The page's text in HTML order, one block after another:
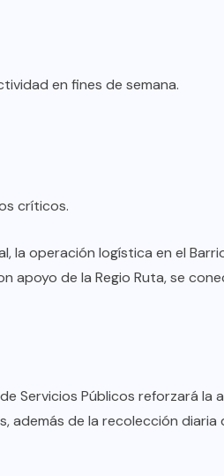
en fines de semana.
críticos.
la operación logística en el
apoyo de la Regio Ruta, se
Servicios Públicos reforzará la
además de la recolección diaria